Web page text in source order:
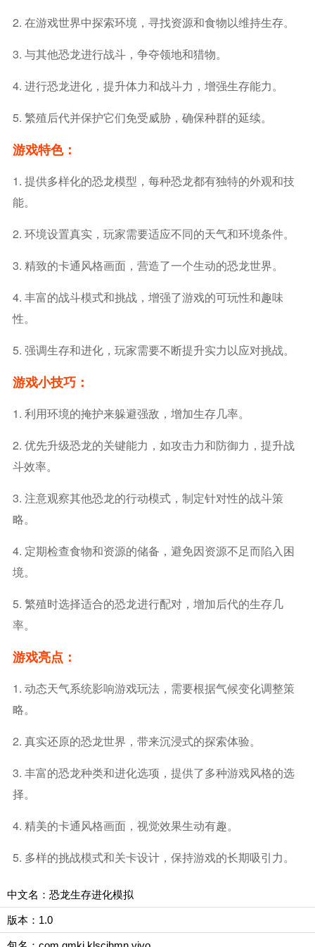
2. 在游戏世界中探索环境，寻找资源和食物以维持生存。
3. 与其他恐龙进行战斗，争夺领地和猎物。
4. 进行恐龙进化，提升体力和战斗力，增强生存能力。
5. 繁殖后代并保护它们免受威胁，确保种群的延续。
游戏特色：
1. 提供多样化的恐龙模型，每种恐龙都有独特的外观和技
能。
2. 环境设置真实，玩家需要适应不同的天气和环境条件。
3. 精致的卡通风格画面，营造了一个生动的恐龙世界。
4. 丰富的战斗模式和挑战，增强了游戏的可玩性和趣味
性。
5. 强调生存和进化，玩家需要不断提升实力以应对挑战。
游戏小技巧：
1. 利用环境的掩护来躲避强敌，增加生存几率。
2. 优先升级恐龙的关键能力，如攻击力和防御力，提升战
斗效率。
3. 注意观察其他恐龙的行动模式，制定针对性的战斗策
略。
4. 定期检查食物和资源的储备，避免因资源不足而陷入困
境。
5. 繁殖时选择适合的恐龙进行配对，增加后代的生存几
率。
游戏亮点：
1. 动态天气系统影响游戏玩法，需要根据气候变化调整策
略。
2. 真实还原的恐龙世界，带来沉浸式的探索体验。
3. 丰富的恐龙种类和进化选项，提供了多种游戏风格的选
择。
4. 精美的卡通风格画面，视觉效果生动有趣。
5. 多样的挑战模式和关卡设计，保持游戏的长期吸引力。
中文名：恐龙生存进化模拟
版本：1.0